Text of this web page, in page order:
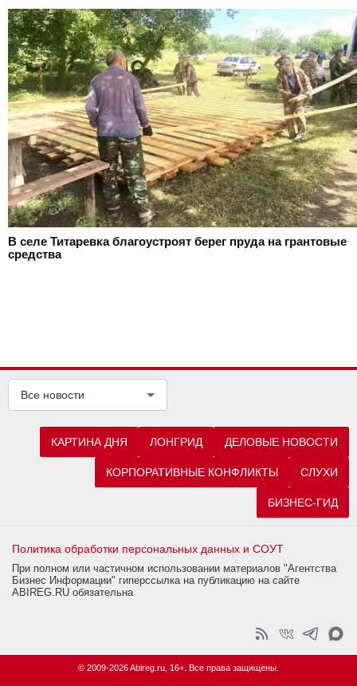
В селе Титаревка благоустроят берег пруда на грантовые
средства
Все новости
КАРТИНА ДНЯ ЛОНГРИД ДЕЛОВЫЕ НОВОСТИ
КОРПОРАТИВНЫЕ КОНФЛИКТЫ СЛУХИ
БИЗНЕС-ГИД
Политика обработки персональных данных и СОУТ
При полном или частичном использовании материалов "Агентства
Бизнес Информации" гиперссылка на публикацию на сайте
ABIREG.RU обязательна
© 2009-2026 Abireg.ru, 16+. Все права защищены.